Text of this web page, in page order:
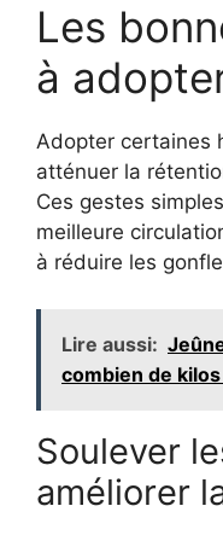
Les
à
Adopter certaines
atténuer la
Ces gestes
meilleure
à réduire les
Lire aussi:
combien de
Soulever
améliorer